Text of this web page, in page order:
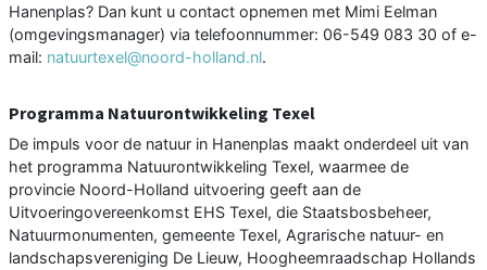
Hanenplas? Dan kunt u contact opnemen met Mimi Eelman
(omgevingsmanager) via telefoonnummer: 06-549 083 30 of e-
mail: natuurtexel@noord-holland.nl.
Programma Natuurontwikkeling Texel
De impuls voor de natuur in Hanenplas maakt onderdeel uit van
het programma Natuurontwikkeling Texel, waarmee de
provincie Noord-Holland uitvoering geeft aan de
Uitvoeringovereenkomst EHS Texel, die Staatsbosbeheer,
Natuurmonumenten, gemeente Texel, Agrarische natuur- en
landschapsvereniging De Lieuw, Hoogheemraadschap Hollands